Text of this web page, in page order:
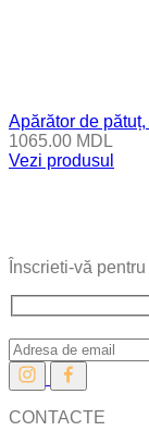
Apărător de
1065.00 MDL
Vezi produsul
Înscrieti-vă
CONTACTE